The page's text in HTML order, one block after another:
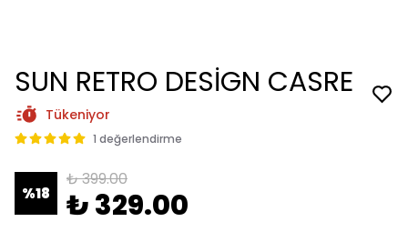
SUN RETRO DESİGN CASRE
Tükeniyor
1 değerlendirme
%18
₺ 399.00
₺ 329.00